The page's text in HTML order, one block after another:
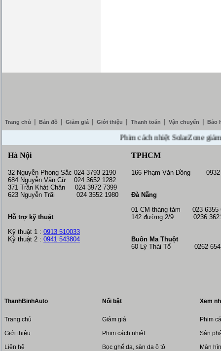
Trang chủ Bản đồ Giảm giá Giới thiệu Thanh toán Vận chuyển Bảo
Phim cách nhiệt SolarZone giảm
Hà Nội
32 Nguyễn Phong Sắc 024 3793 2190
684 Nguyễn Văn Cừ 024 3652 1282
371 Trần Khát Chân 024 3972 7399
623 Nguyễn Trãi 024 3552 1980
Hỗ trợ kỹ thuật
Kỹ thuật 1 : 0913 510033
Kỹ thuật 2 : 0941 543804
TPHCM
166 Phạm Văn Đồng 0932
Đà Nẵng
01 CM tháng tám 023 6355
142 đường 2/9 0236
Buôn Ma Thuột
60 Lý Thái Tổ 0262
ThanhBinhAuto
Trang chủ
Giới thiệu
Liên hệ
Nổi bật
Giảm giá
Phim cách nhiệt
Bọc ghế da, sàn da ô tô
Xem
Phim
Sản
Màn